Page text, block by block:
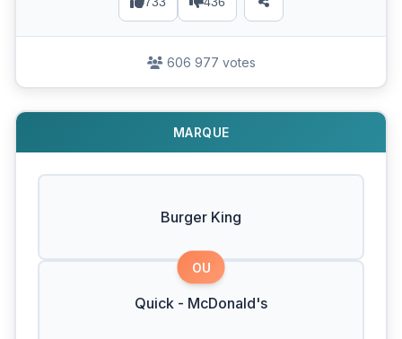
606 977 votes
MARQUE
Burger King
OU
Quick - McDonald's